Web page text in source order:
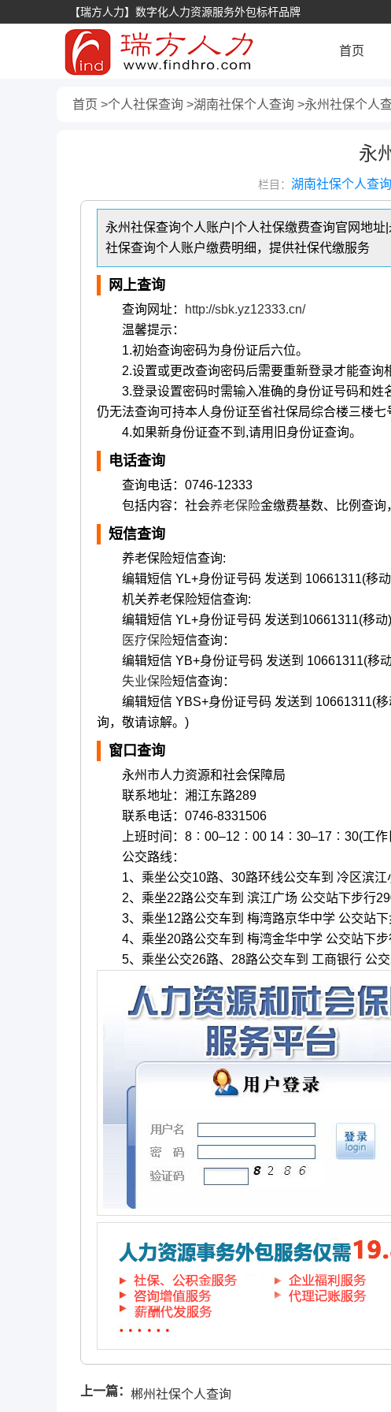
【瑞方人力】数字化人力资源服务外包标杆品牌
首页
首页 个人社保查询 湖南社保个人查询 永州社保个人
永
栏目： 湖南社保个人查询
永州社保查询个人账户|个人社保缴费查询官网地
社保查询个人账户缴费明细，提供社保代缴服务
网上查询
查询网址：
http://sbk.yz12333.cn/
温馨提示：
1.初始查询密码为身份证后六位。
2.设置或更改查询密码后需要重新登录才能查询
3.登录设置密码时需输入准确的身份证号码和姓
仍无法查询可持本人身份证至省社保局综合楼三楼七
4.如果新身份证查不到,请用旧身份证查询。
电话查询
查询电话：0746-12333
包括内容：社会养老保险金缴费基数、比例查询
短信查询
养老保险短信查询:
编辑短信 YL+身份证号码 发送到 10661311(移动
机关养老保险短信查询:
编辑短信 YL+身份证号码 发送到10661311(移动
医疗保险短信查询：
编辑短信 YB+身份证号码 发送到 10661311(移
失业保险短信查询：
编辑短信 YBS+身份证号码 发送到 10661311(移
询，敬请谅解。)
窗口查询
永州市人力资源和社会保障局
联系地址：湘江东路289
联系电话：0746-8331506
上班时间：8︰00–12︰00 14︰30–17︰30(工作
公交路线：
1、乘坐公交10路、30路环线公交车到 冷区滨江
2、乘坐22路公交车到 滨江广场 公交站下步行
3、乘坐12路公交车到 梅湾路京华中学 公交站下
4、乘坐20路公交车到 梅湾金华中学 公交站下步
5、乘坐公交26路、28路公交车到 工商银行 公交
上一篇： 郴州社保个人查询